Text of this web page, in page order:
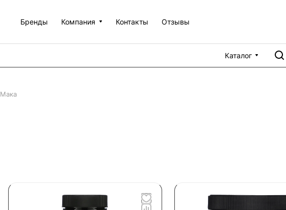
Бренды Компания Контакты Отзывы
Каталог
Мака